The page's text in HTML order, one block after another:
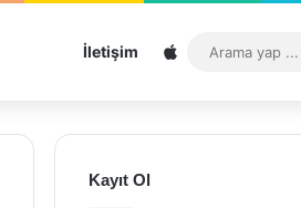
İletişim Sitemap
Kayıt Ol